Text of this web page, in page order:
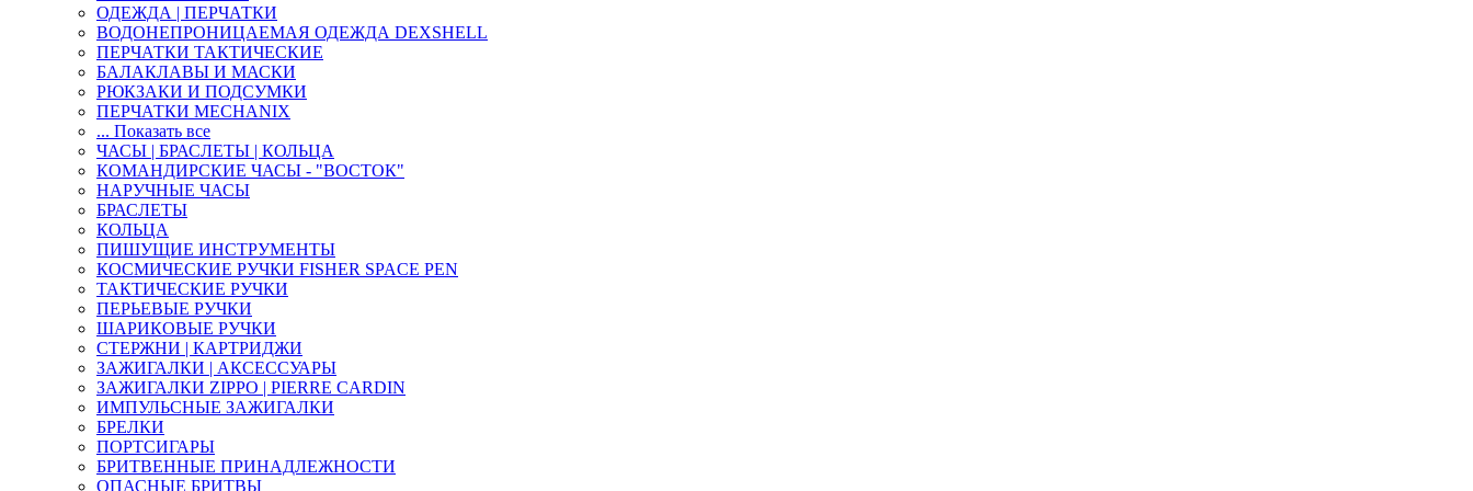
ОДЕЖДА | ПЕРЧАТКИ
ВОДОНЕПРОНИЦАЕМАЯ ОДЕЖДА DEXSHELL
ПЕРЧАТКИ ТАКТИЧЕСКИЕ
БАЛАКЛАВЫ И МАСКИ
РЮКЗАКИ И ПОДСУМКИ
ПЕРЧАТКИ MECHANIX
... Показать все
ЧАСЫ | БРАСЛЕТЫ | КОЛЬЦА
КОМАНДИРСКИЕ ЧАСЫ - "ВОСТОК"
НАРУЧНЫЕ ЧАСЫ
БРАСЛЕТЫ
КОЛЬЦА
ПИШУЩИЕ ИНСТРУМЕНТЫ
КОСМИЧЕСКИЕ РУЧКИ FISHER SPACE PEN
ТАКТИЧЕСКИЕ РУЧКИ
ПЕРЬЕВЫЕ РУЧКИ
ШАРИКОВЫЕ РУЧКИ
СТЕРЖНИ | КАРТРИДЖИ
ЗАЖИГАЛКИ | АКСЕССУАРЫ
ЗАЖИГАЛКИ ZIPPO | PIERRE CARDIN
ИМПУЛЬСНЫЕ ЗАЖИГАЛКИ
БРЕЛКИ
ПОРТСИГАРЫ
БРИТВЕННЫЕ ПРИНАДЛЕЖНОСТИ
ОПАСНЫЕ БРИТВЫ